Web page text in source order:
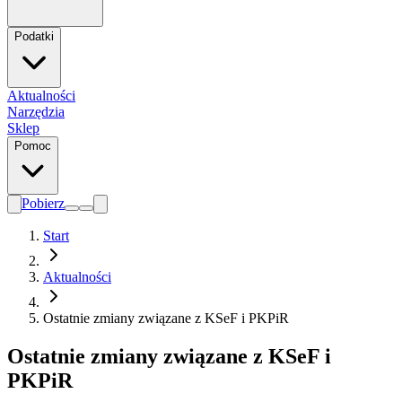
Podatki
Aktualności
Narzędzia
Sklep
Pomoc
Pobierz
Start
Aktualności
Ostatnie zmiany związane z KSeF i PKPiR
Ostatnie zmiany związane z KSeF i
PKPiR